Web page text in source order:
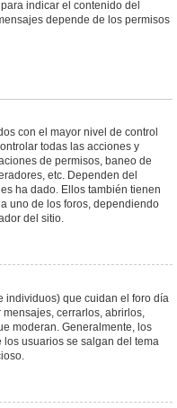
indicar el contenido del
depende de los permisos
con el mayor nivel de control
todas las acciones y
de permisos, baneo de
etc. Dependen del
ha dado. Ellos también tienen
uno de los foros, dependiendo
del sitio.
individuos) que cuidan el foro día
cerrarlos, abrirlos,
moderan. Generalmente, los
usuarios se salgan del tema